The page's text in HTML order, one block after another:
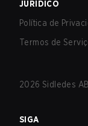
JURÍDICO
Política de
Termos de
2026 Sidledes
SIGA